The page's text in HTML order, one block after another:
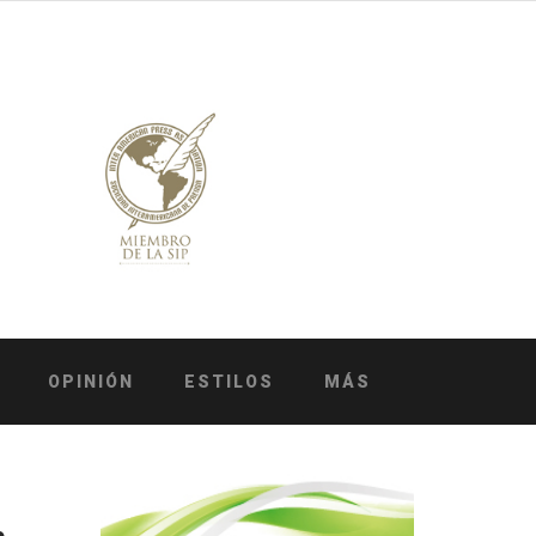
OPINIÓN ESTILOS MÁS